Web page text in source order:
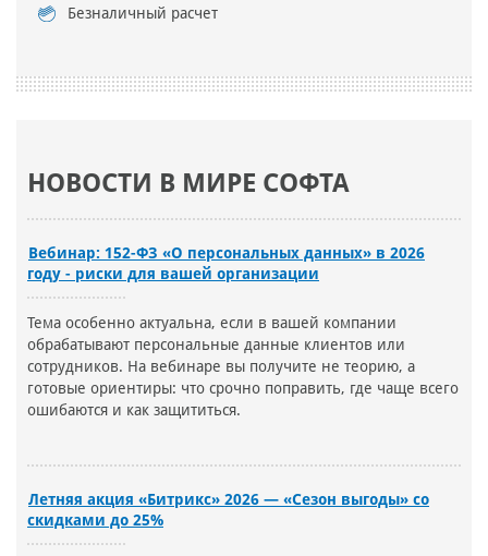
Безналичный расчет
НОВОСТИ В МИРЕ СОФТА
Вебинар: 152-ФЗ «О персональных данных» в 2026
году - риски для вашей организации
Тема особенно актуальна, если в вашей компании
обрабатывают персональные данные клиентов или
сотрудников. На вебинаре вы получите не теорию, а
готовые ориентиры: что срочно поправить, где чаще всего
ошибаются и как защититься.
Летняя акция «Битрикс» 2026 — «Сезон выгоды» со
скидками до 25%